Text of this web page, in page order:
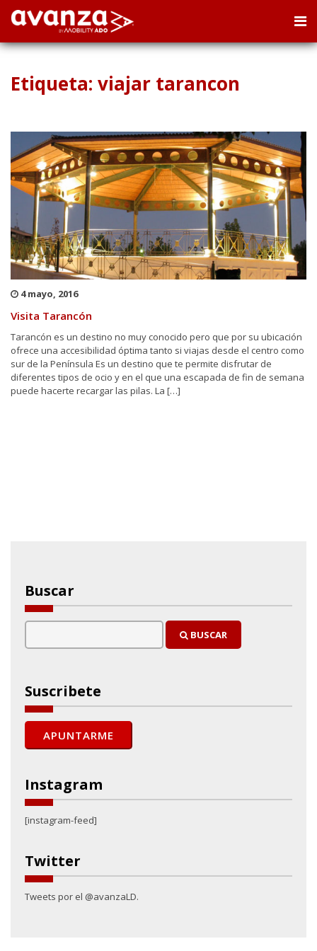
Etiqueta: viajar tarancon
4 mayo, 2016
Visita Tarancón
Tarancón es un destino no muy conocido pero que por su ubicación
ofrece una accesibilidad óptima tanto si viajas desde el centro como
sur de la Península Es un destino que te permite disfrutar de
diferentes tipos de ocio y en el que una escapada de fin de semana
puede hacerte recargar las pilas. La […]
Buscar
BUSCAR
Suscribete
Instagram
[instagram-feed]
Twitter
Tweets por el @avanzaLD.